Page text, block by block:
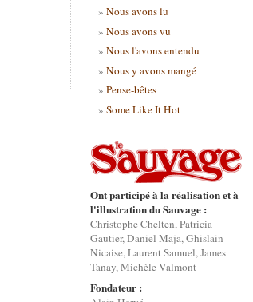
Nous avons lu
Nous avons vu
Nous l'avons entendu
Nous y avons mangé
Pense-bêtes
Some Like It Hot
Ont participé à la réalisation et à
l'illustration du Sauvage :
Christophe Chelten, Patricia
Gautier, Daniel Maja, Ghislain
Nicaise, Laurent Samuel, James
Tanay, Michèle Valmont
Fondateur :